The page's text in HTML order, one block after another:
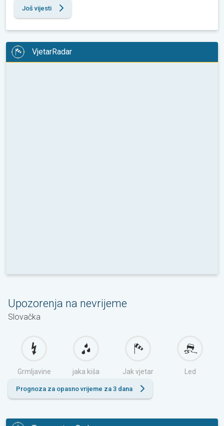
Još vijesti
VjetarRadar
Upozorenja na nevrijeme
Slovačka
Grmljavine jaka kiša Jak vjetar Led
Prognoza za opasno vrijeme za 3 dana